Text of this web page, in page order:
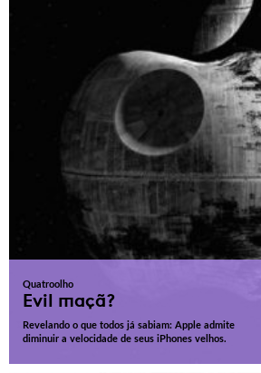
Quatroolho
Evil maçã?
Revelando o que todos já sabiam: Apple admite
diminuir a velocidade de seus iPhones velhos.